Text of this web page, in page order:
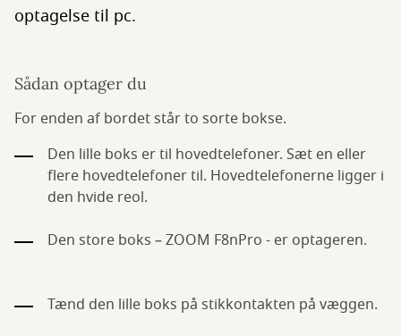
optagelse til pc.
Sådan optager du
For enden af bordet står to sorte bokse.
Den lille boks er til hovedtelefoner. Sæt en eller
flere hovedtelefoner til. Hovedtelefonerne ligger i
den hvide reol.
Den store boks – ZOOM F8nPro - er optageren.
Tænd den lille boks på stikkontakten på væggen.